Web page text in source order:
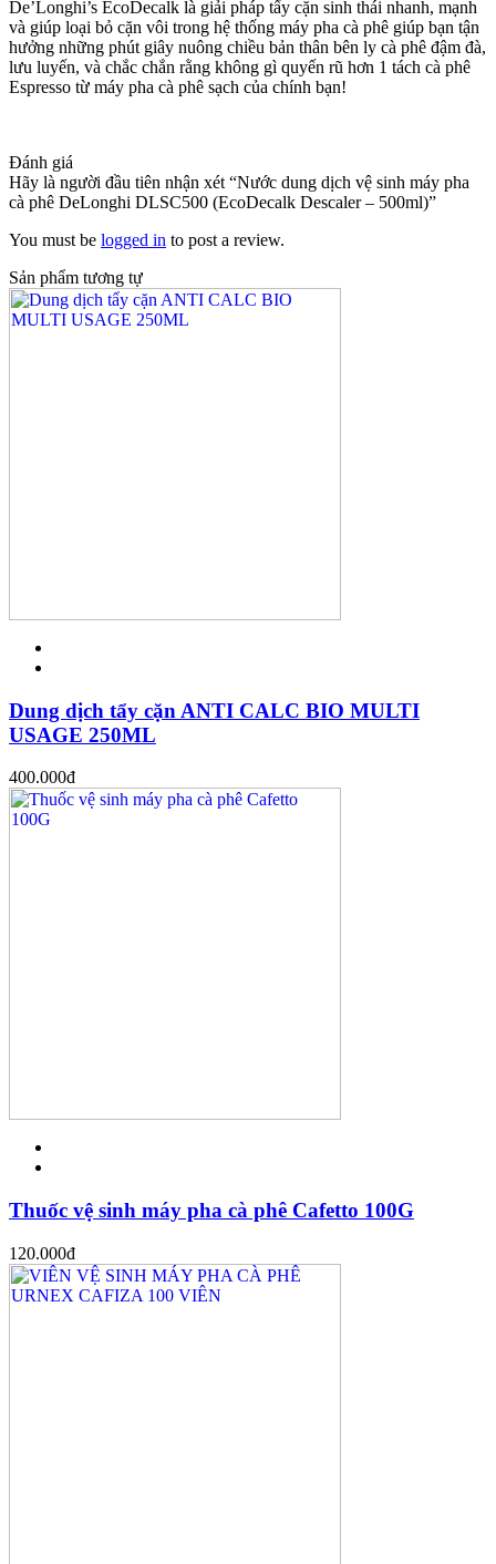
De’Longhi’s EcoDecalk là giải pháp tẩy cặn sinh thái nhanh, mạnh
và giúp loại bỏ cặn vôi trong hệ thống máy pha cà phê giúp bạn tận
hưởng những phút giây nuông chiều bản thân bên ly cà phê đậm đà,
lưu luyến, và chắc chắn rằng không gì quyến rũ hơn 1 tách cà phê
Espresso từ máy pha cà phê sạch của chính bạn!
Đánh giá
Hãy là người đầu tiên nhận xét “Nước dung dịch vệ sinh máy pha
cà phê DeLonghi DLSC500 (EcoDecalk Descaler – 500ml)”
You must be logged in to post a review.
Sản phẩm tương tự
Dung dịch tẩy cặn ANTI CALC BIO MULTI
USAGE 250ML
400.000đ
Thuốc vệ sinh máy pha cà phê Cafetto 100G
120.000đ